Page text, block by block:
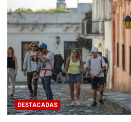
DESTACADAS